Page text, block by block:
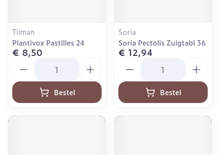
Tilman
Plantivox Pastilles 24
€ 8,50
Bestel
Soria
Soria Pectolis Zuigtabl 36
€ 12,94
Bestel